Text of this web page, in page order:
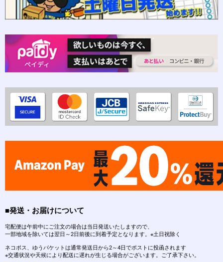
■発送・お届けについて
宅配便は午前中にご注文の場合は当日発送いたしますので、
一部地域を除いては翌日～2日前後に到着予定となります。※土日祝除く
ネコポス、ゆうパケットは通常発送日から2～4日でポストに投函されます
※交通状況や天候により配送に遅れが生じる場合がございます。ご了承下さい。